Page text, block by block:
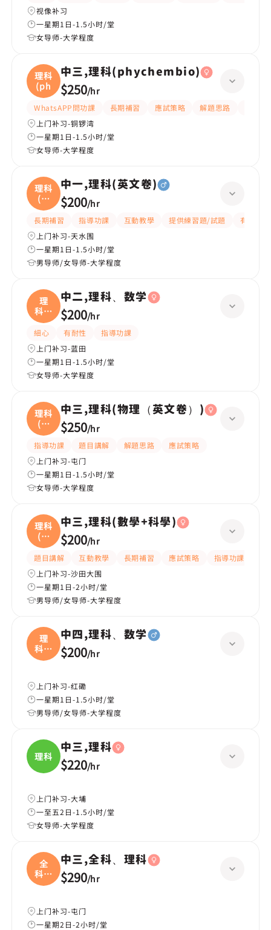
视像补习
一星期1日-1.5小时/堂
女导师-大学程度
理科
(ph
中三,理科(phychembio)
$250/hr
WhatsAPP問功課 長期補習 應試策略 解題思路
上门补习-铜锣湾
一星期1日-1.5小时/堂
女导师-大学程度
理科
(英
文
中一,理科(英文卷)
$200/hr
長期補習 指導功課 互動教學 提供練習題/試題
有耐性
上门补习-天水围
一星期1日-1.5小时/堂
男导师/女导师-大学程度
理
科、
数学
中二,理科、数学
$200/hr
細心 有耐性
指導功課
上门补习-蓝田
一星期1日-1.5小时/堂
女导师-大学程度
理科
(物
理
中三,理科(物理（英文卷）)
$250/hr
指導功課 題目講解 解題思路
應試策略
上门补习-屯门
一星期1日-1.5小时/堂
女导师-大学程度
理科
(數
學
中三,理科(數學+科學)
$200/hr
題目講解 互動教學 長期補習 應試策略 指導功課
上门补习-沙田大围
一星期1日-2小时/堂
男导师/女导师-大学程度
理
科、
数学
中四,理科、数学
$200/hr
上门补习-红磡
一星期1日-1.5小时/堂
男导师/女导师-大学程度
理科
中三,理科
$220/hr
上门补习-大埔
一至五2日-1.5小时/堂
女导师-大学程度
全
科、
理科
中三,全科、理科
$290/hr
上门补习-屯门
一星期2日-2小时/堂